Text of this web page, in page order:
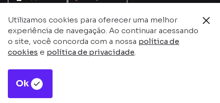
Utilizamos cookies para oferecer uma melhor
experiência de navegação. Ao continuar acessando
o site, você concorda com a nossa política de
cookies e política de privacidade.
Ok
Este site é protegido pelo reCAPTCHA e pela
Privacidadee